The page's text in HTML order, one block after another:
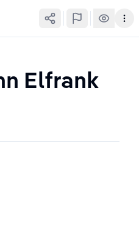
Elfrank